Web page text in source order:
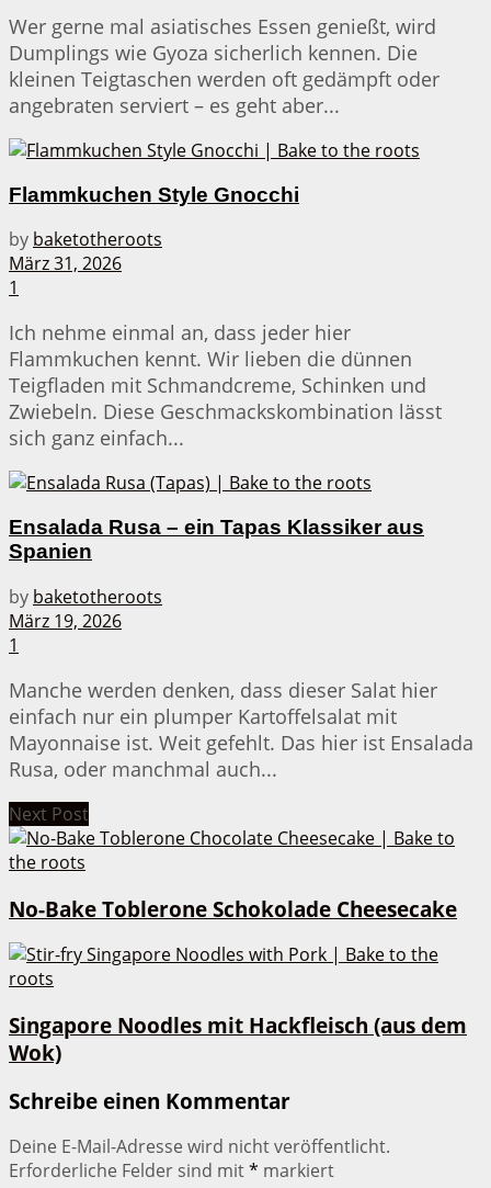
Wer gerne mal asiatisches Essen genießt, wird
Dumplings wie Gyoza sicherlich kennen. Die
kleinen Teigtaschen werden oft gedämpft oder
angebraten serviert – es geht aber...
Flammkuchen Style Gnocchi
by baketotheroots
März 31, 2026
1
Ich nehme einmal an, dass jeder hier
Flammkuchen kennt. Wir lieben die dünnen
Teigfladen mit Schmandcreme, Schinken und
Zwiebeln. Diese Geschmackskombination lässt
sich ganz einfach...
Ensalada Rusa – ein Tapas Klassiker aus
Spanien
by baketotheroots
März 19, 2026
1
Manche werden denken, dass dieser Salat hier
einfach nur ein plumper Kartoffelsalat mit
Mayonnaise ist. Weit gefehlt. Das hier ist Ensalada
Rusa, oder manchmal auch...
Next Post
No-Bake Toblerone Schokolade Cheesecake
Singapore Noodles mit Hackfleisch (aus dem
Wok)
Schreibe einen Kommentar
Deine E-Mail-Adresse wird nicht veröffentlicht.
Erforderliche Felder sind mit* markiert